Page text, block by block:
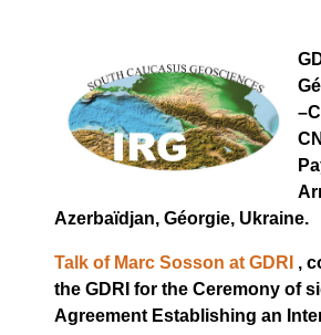
Azerbaïdjan, Géorgie, Ukraine.
Talk of Marc Sosson at GDRI ,
the GDRI for the Ceremony of
Agreement Establishing an